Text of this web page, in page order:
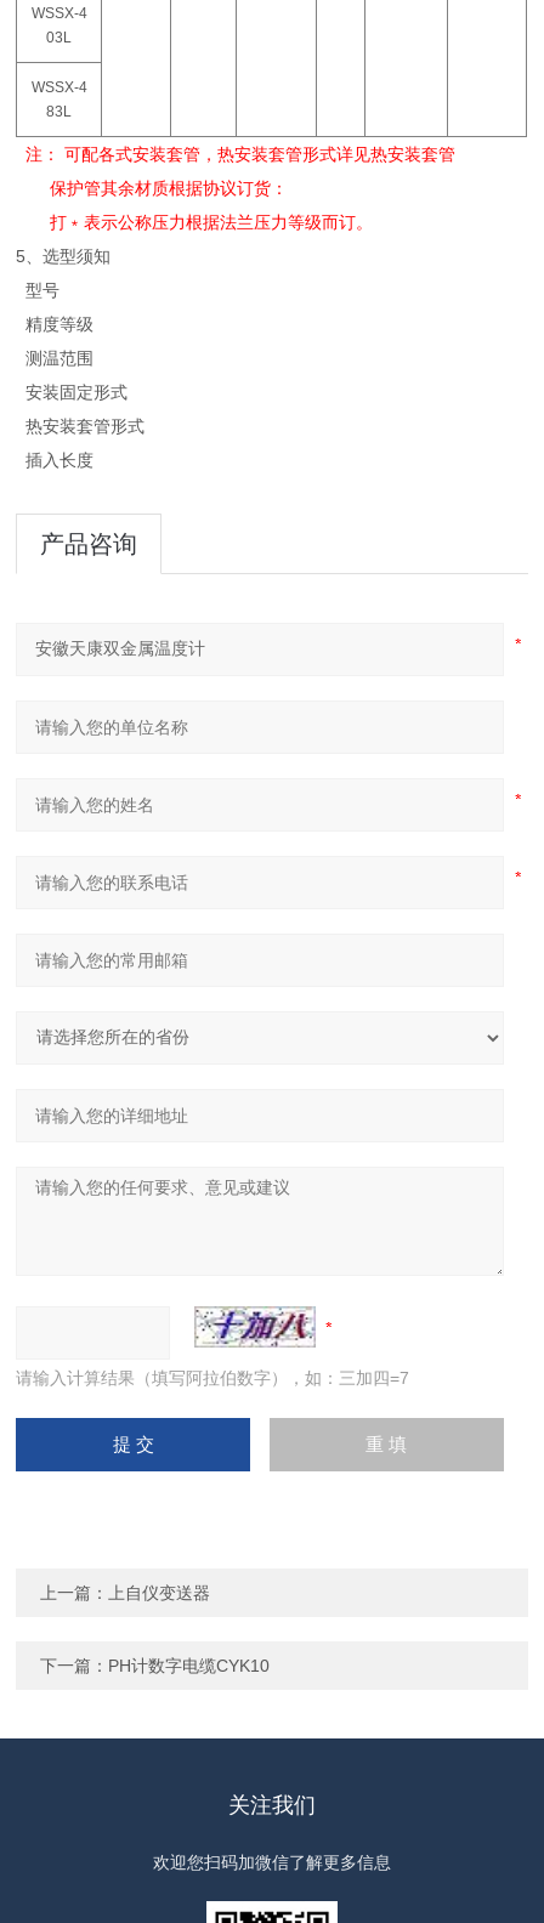
WSSX-4
03L
WSSX-4
83L
注： 可配各式安装套管，热安装套管形式详见热安装套管
保护管其余材质根据协议订货：
打﹡表示公称压力根据法兰压力等级而订。
5、选型须知
型号
精度等级
测温范围
安装固定形式
热安装套管形式
插入长度
产品咨询
请输入计算结果（填写阿拉伯数字），如：三加四=7
上一篇： 上自仪变送器
下一篇： PH计数字电缆CYK10
关注我们
欢迎您扫码加微信了解更多信息